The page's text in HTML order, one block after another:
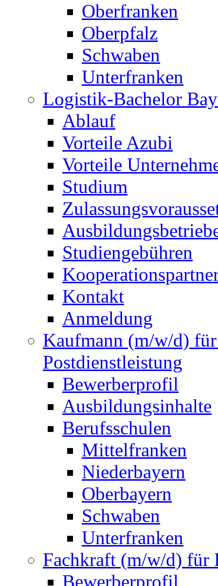
Oberfranken
Oberpfalz
Schwaben
Unterfranken
Logistik-Bachelor
Ablauf
Vorteile Azubi
Vorteile
Studium
Studiengebühren
Kontakt
Anmeldung
Kaufmann (m/w/d)
Postdienstleistung
Bewerberprofil
Ausbildungsinhalte
Berufsschulen
Mittelfranken
Niederbayern
Oberbayern
Schwaben
Unterfranken
Fachkraft (m/w/d) für
Bewerberprofil